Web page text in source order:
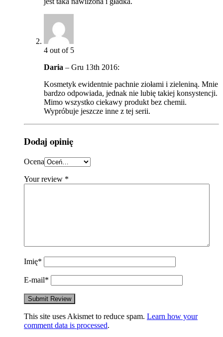
4 out of 5
Daria – Gru 13th 2016:
Kosmetyk ewidentnie pachnie ziołami i zieleniną. Mnie
bardzo odpowiada, jednak nie lubię takiej konsystencji.
Mimo wszystko ciekawy produkt bez chemii.
Wypróbuje jeszcze inne z tej serii.
Dodaj opinię
Ocena
Your review *
Imię*
E-mail*
This site uses Akismet to reduce spam. Learn how your
comment data is processed.